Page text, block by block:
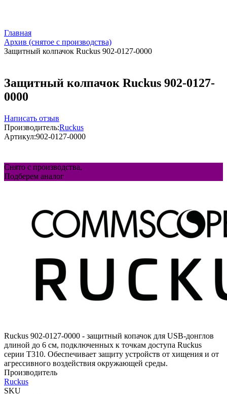
Главная
Архив (снятое с производства)
Защитный колпачок Ruckus 902-0127-0000
Защитный колпачок Ruckus 902-0127-
0000
Написать отзыв
Производитель:Ruckus
Артикул:902-0127-0000
Снято с производства,
Подберем аналог
Ruckus 902-0127-0000 - защитный копачок для USB-донглов
длиной до 6 см, подключенных к точкам доступа Ruckus
серии T310. Обеспечивает защиту устройств от хищения и от
агрессивного воздействия окружающей среды.
Производитель
Ruckus
SKU